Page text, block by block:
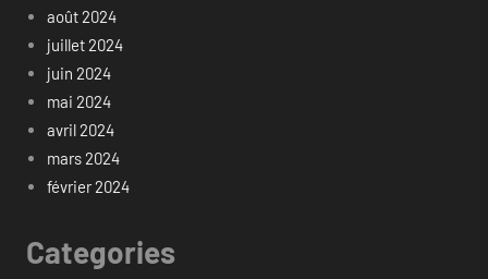
août 2024
juillet 2024
juin 2024
mai 2024
avril 2024
mars 2024
février 2024
Categories